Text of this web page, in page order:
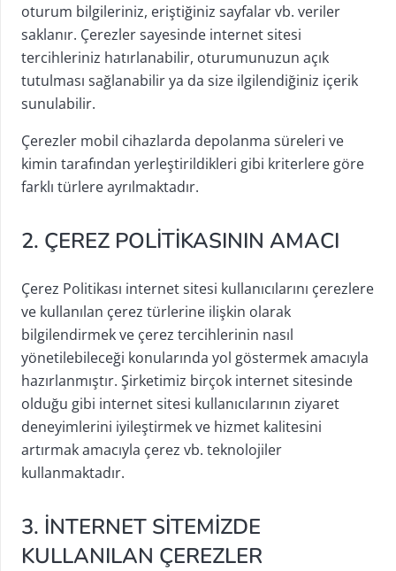
oturum bilgileriniz, eriştiğiniz sayfalar vb. veriler
saklanır. Çerezler sayesinde internet sitesi
tercihleriniz hatırlanabilir, oturumunuzun açık
tutulması sağlanabilir ya da size ilgilendiğiniz içerik
sunulabilir.
Çerezler mobil cihazlarda depolanma süreleri ve
kimin tarafından yerleştirildikleri gibi kriterlere göre
farklı türlere ayrılmaktadır.
2. ÇEREZ POLİTİKASININ AMACI
Çerez Politikası internet sitesi kullanıcılarını çerezlere
ve kullanılan çerez türlerine ilişkin olarak
bilgilendirmek ve çerez tercihlerinin nasıl
yönetilebileceği konularında yol göstermek amacıyla
hazırlanmıştır. Şirketimiz birçok internet sitesinde
olduğu gibi internet sitesi kullanıcılarının ziyaret
deneyimlerini iyileştirmek ve hizmet kalitesini
artırmak amacıyla çerez vb. teknolojiler
kullanmaktadır.
3. İNTERNET SİTEMİZDE
KULLANILAN ÇEREZLER